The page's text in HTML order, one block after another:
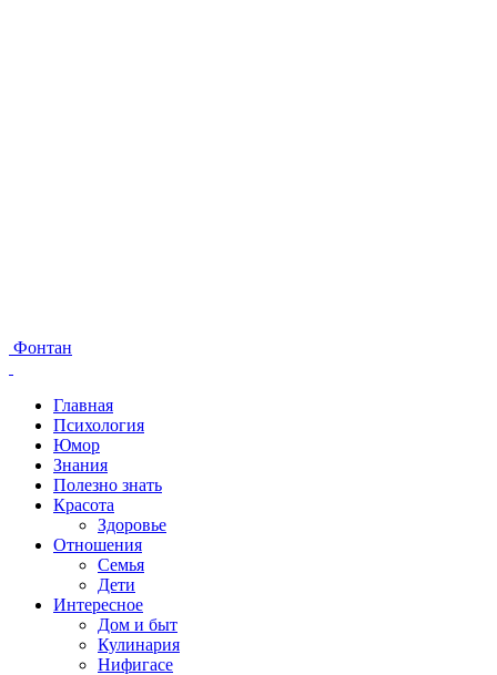
Фонтан
Главная
Психология
Юмор
Знания
Полезно знать
Красота
Здоровье
Отношения
Семья
Дети
Интересное
Дом и быт
Кулинария
Нифигасе